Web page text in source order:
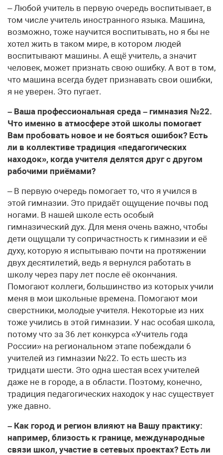
– Любой учитель в первую очередь воспитывает, в
том числе учитель иностранного языка. Машина,
возможно, тоже научится воспитывать, но я бы не
хотел жить в таком мире, в котором людей
воспитывают машины. А ещё учитель, а значит
человек, может признать свою ошибку. А вот в том,
что машина всегда будет признавать свои ошибки,
я не уверен. Это пугает.
– Ваша профессиональная среда – гимназия №22.
Что именно в атмосфере этой школы помогает
Вам пробовать новое и не бояться ошибок? Есть
ли в коллективе традиция «педагогических
находок», когда учителя делятся друг с другом
рабочими приёмами?
– В первую очередь помогает то, что я учился в
этой гимназии. Это придаёт ощущение почвы под
ногами. В нашей школе есть особый
гимназический дух. Для меня очень важно, чтобы
дети ощущали ту сопричастность к гимназии и её
духу, которую я испытываю почти на протяжении
двух десятилетий, ведь я вернулся работать в
школу через пару лет после её окончания.
Помогают коллеги, большинство из которых учили
меня в мои школьные времена. Помогают мои
сверстники, молодые учителя. Некоторые из них
тоже учились в этой гимназии. У нас особая школа,
потому что за 36 лет конкурса «Учитель года
России» на региональном этапе побеждали 6
учителей из гимназии №22. То есть шесть из
тридцати шести. Это одна шестая всех учителей
даже не в городе, а в области. Поэтому, конечно,
традиция педагогических находок у нас существует
уже давно.
– Как город и регион влияют на Вашу практику:
например, близость к границе, международные
связи школ, участие в сетевых проектах? Есть ли